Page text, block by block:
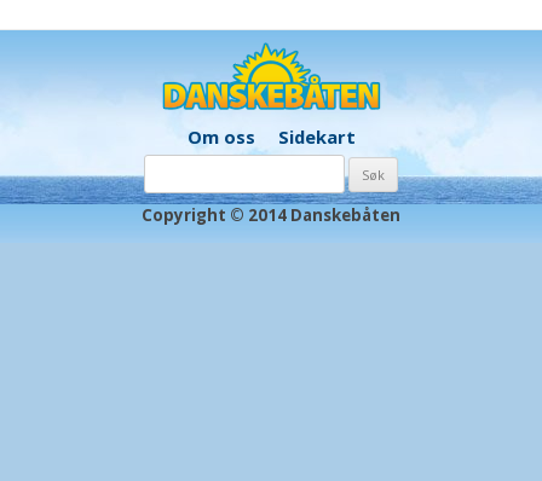
Om oss Sidekart
etter:
Copyright © 2014 Danskebåten